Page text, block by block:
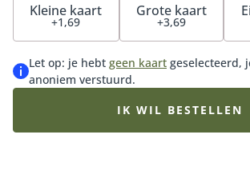
Kleine kaart
+1,69
Grote kaart
+3,69
Let op: je hebt geen kaart geselecteerd,
anoniem verstuurd.
IK WIL BESTELLEN